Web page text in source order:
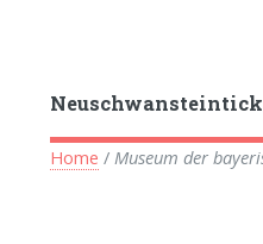
Home / Museum der